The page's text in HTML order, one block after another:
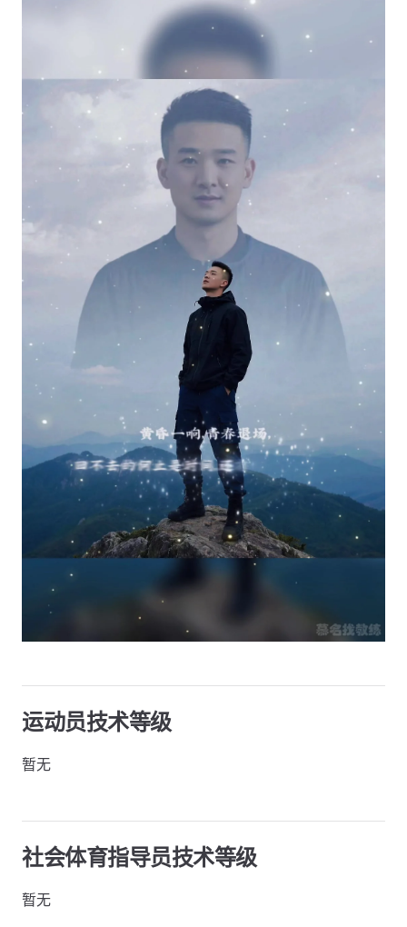
运动员技术等级
暂无
社会体育指导员技术等级
暂无